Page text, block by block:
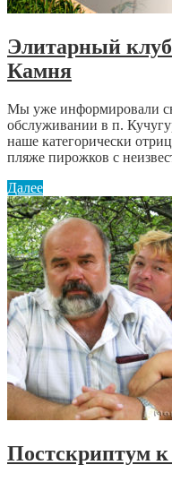
Элитарный
Камня
Мы уже информировали
обслуживании в п.
наше категорически
пляже пирожков с
Далее
Постскриптум к